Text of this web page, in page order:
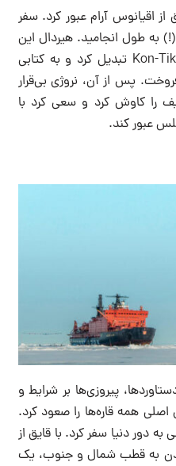
قایق از اقیانوس آرام عبور کرد. سفر
چهار همراهش ۱۰۱ روز (!) به طول انجامید. هیردال این
تجربه را به مستند برنده اسکار Kon-Tiki تبدیل کرد و به کتابی
نسخه فروخت. پس از آن، نروژی بی‌قرار
را کاوش کرد و سعی کرد با
عبور کند.
پیروزی‌ها بر شرایط و
همه قاره‌ها را صعود کرد.
به دور دنیا سفر کرد. با قایق از
به قطب شمال و جنوب، یک